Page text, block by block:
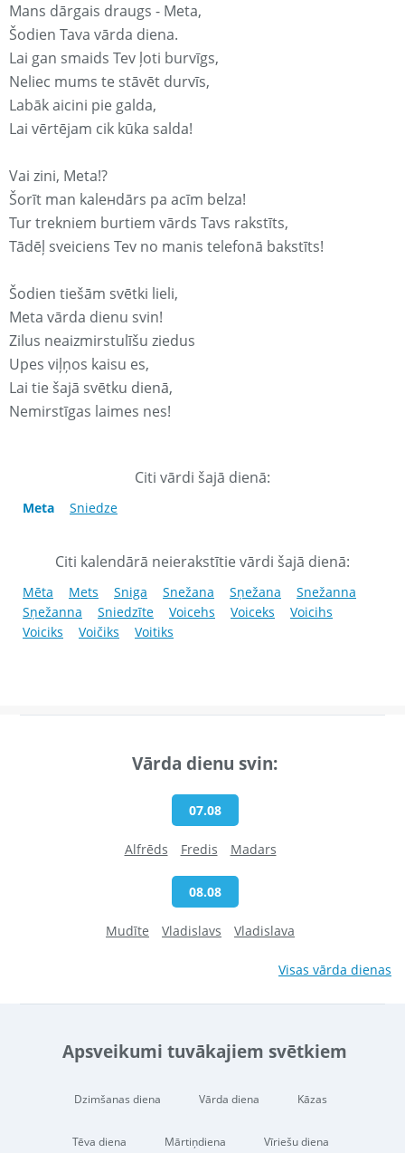
Mans dārgais draugs - Meta,
Šodien Tava vārda diena.
Lai gan smaids Tev ļoti burvīgs,
Neliec mums te stāvēt durvīs,
Labāk aicini pie galda,
Lai vērtējam cik kūka salda!
Vai zini, Meta!?
Šorīt man kaleнdārs pa acīm belza!
Tur trekniem burtiem vārds Tavs rakstīts,
Tādēļ sveiciens Tev no manis telefonā bakstīts!
Šodien tiešām svētki lieli,
Meta vārda dienu svin!
Zilus neaizmirstulīšu ziedus
Upes viļņos kaisu es,
Lai tie šajā svētku dienā,
Nemirstīgas laimes nes!
Citi vārdi šajā dienā:
Meta Sniedze
Citi kalendārā neierakstītie vārdi šajā dienā:
Mēta Mets Sniga Snežana Sņežana
Snežanna
Sņežanna
Sniedzīte Voicehs Voiceks
Voicihs
Voiciks
Voičiks Voitiks
Vārda dienu svin:
07.08
Alfrēds Fredis Madars
08.08
Mudīte Vladislavs Vladislava
Visas vārda dienas
Apsveikumi tuvākajiem svētkiem
Dzimšanas diena Vārda diena Kāzas
Tēva diena Mārtiņdiena Vīriešu diena